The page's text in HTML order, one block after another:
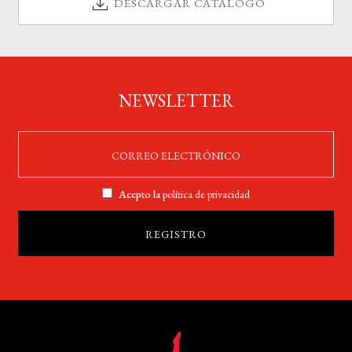
NEWSLETTER
Acepto lapolítica de privacidad